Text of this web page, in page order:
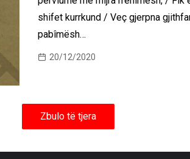
shifet kurrkund / Veç gjerpna
pabîmësh…
20/12/2020
Zbulo të tjera